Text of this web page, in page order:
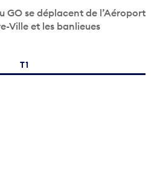
GO se déplacent de l’Aéroport
Ville et les banlieues
T1